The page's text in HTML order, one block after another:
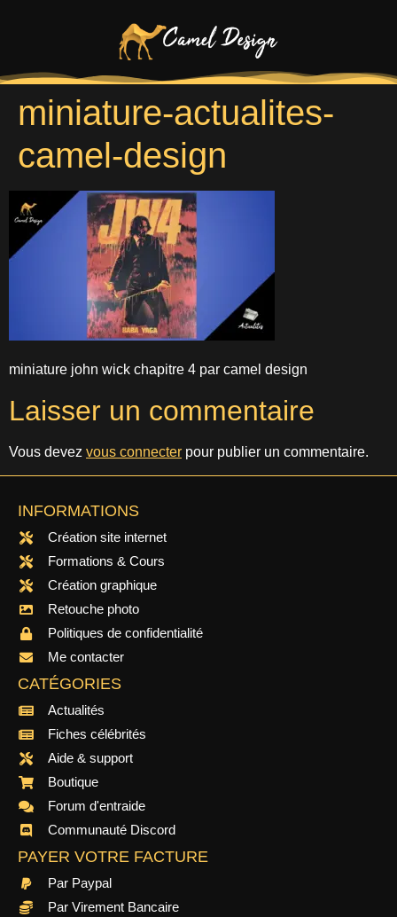
miniature-actualites-
camel-design
miniature john wick chapitre 4 par camel design
Laisser un commentaire
Vous devez vous connecter pour publier un commentaire.
INFORMATIONS
Création site internet
Formations & Cours
Création graphique
Retouche photo
Politiques de confidentialité
Me contacter
CATÉGORIES
Actualités
Fiches célébrités
Aide & support
Boutique
Forum d'entraide
Communauté Discord
PAYER VOTRE FACTURE
Par Paypal
Par Virement Bancaire